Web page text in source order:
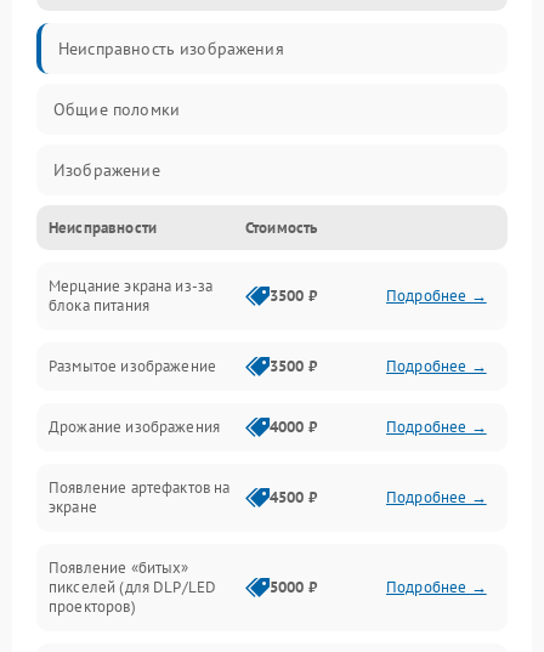
Неисправность изображения
Общие поломки
Изображение
Лампа подсветки
Неисправность управления и интерфейсов
Неисправности Стоимость
Мерцание экрана из-за
блока питания
3500 ₽ Подробнее →
Размытое изображение 3500 ₽ Подробнее →
Дрожание изображения 4000 ₽ Подробнее →
Появление артефактов на
экране
4500 ₽ Подробнее →
Появление «битых»
пикселей (для DLP/LED
проекторов)
5000 ₽ Подробнее →